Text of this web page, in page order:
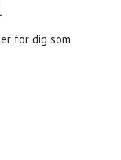
för dig som